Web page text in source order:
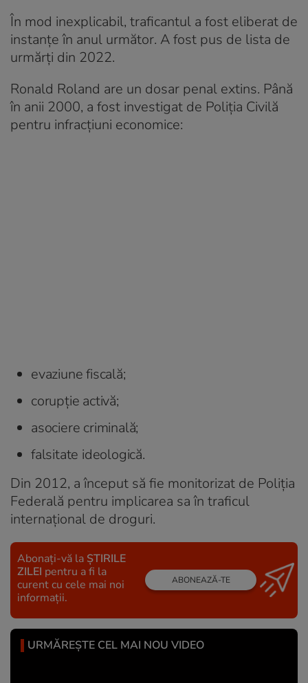
În mod inexplicabil, traficantul a fost eliberat de
instanțe în anul următor. A fost pus de lista de
urmărți din 2022.
Ronald Roland are un dosar penal extins. Până
în anii 2000, a fost investigat de Poliția Civilă
pentru infracțiuni economice:
evaziune fiscală;
corupție activă;
asociere criminală;
falsitate ideologică.
Din 2012, a început să fie monitorizat de Poliția
Federală pentru implicarea sa în traficul
internațional de droguri.
Abonați-vă la ȘTIRILE
ZILEI pentru a fi la
curent cu cele mai noi
informații.
ABONEAZĂ-TE
URMĂREȘTE CEL MAI NOU VIDEO